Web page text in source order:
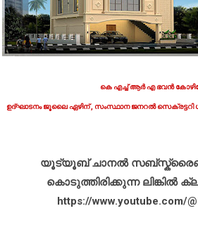
കെ എച്ച് ആർ എ ഭവൻ
ഉദ്ഘാടനം ജൂലൈ ഏഴിന് , സംസ്ഥാന ജനറൽ സെക്രട്ടറി
യൂട്യൂബ് ചാനൽ
കൊടുത്തിരിക്കുന്ന ലിങ്കിൽ
https://www.youtube.com/